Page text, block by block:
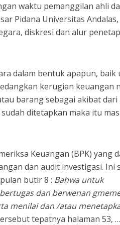
waktu pemanggilan ahli
Pidana Universitas Andalas,
diskresi dan alur
dalam bentuk apapun, baik
kerugian keuangan
barang sebagai akibat dari
ditetapkan maka itu
Keuangan (BPK) yang
dan audit investigasi. Ini
butir 8 : Bahwa untuk
dan berwenan
menilai dan /atau
tepatnya halaman 53, …